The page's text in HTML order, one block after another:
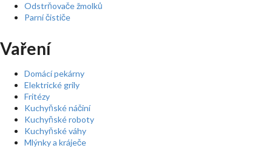
Odstrňovače žmolků
Parní čističe
Vaření
Domácí pekárny
Elektrické grily
Fritézy
Kuchyňské náčiní
Kuchyňské roboty
Kuchyňské váhy
Mlýnky a kráječe